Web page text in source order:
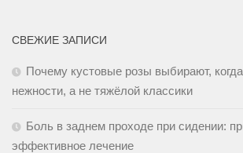
СВЕЖИЕ ЗАПИСИ
Почему кустовые розы выбирают,
нежности, а не тяжёлой классики
Боль в заднем проходе при сидении:
эффективное лечение